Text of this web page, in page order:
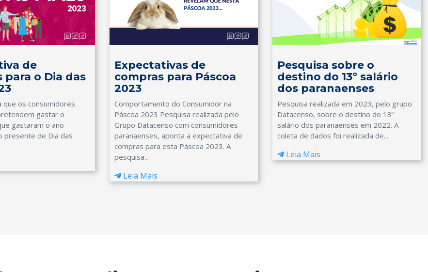
de
para o Dia das
que os consumidores
gastar o
gastaram o ano
presente de Dia das
Expectativas de
compras para Páscoa
2023
Comportamento do Consumidor na
Páscoa 2023 Pesquisa realizada pelo
Grupo Datacenso com consumidores
paranaenses, aponta a expectativa de
compras para esta Páscoa 2023. A
pesquisa...
Leia Mais
Pesquisa sobre o
destino do 13º salário
dos paranaenses
Pesquisa realizada em 2023, pelo grupo
Datacenso, sobre o destino do 13º
salário dos paranaenses em 2022. A
coleta de dados foi realizada de...
Leia Mais